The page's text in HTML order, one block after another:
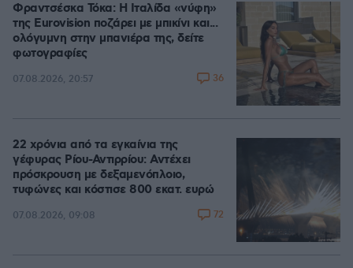
Φραντσέσκα Τόκα: Η Ιταλίδα «νύφη»
της Eurovision ποζάρει με μπικίνι και...
ολόγυμνη στην μπανιέρα της, δείτε
φωτογραφίες
07.08.2026, 20:57 36
22 χρόνια από τα εγκαίνια της
γέφυρας Ρίου-Αντιρρίου: Αντέχει
πρόσκρουση με δεξαμενόπλοιο,
τυφώνες και κόστισε 800 εκατ. ευρώ
07.08.2026, 09:08 72